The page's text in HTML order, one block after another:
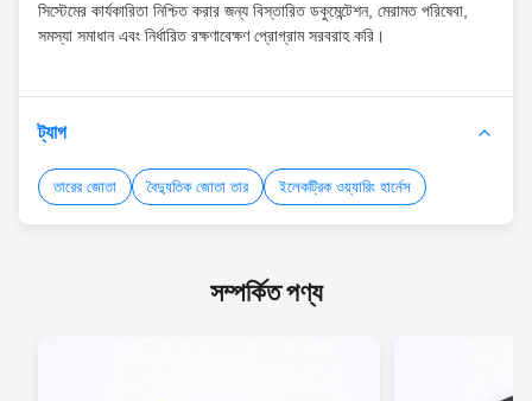
সিস্টেমের কার্যকারিতা নিশ্চিত করার জন্য বিস্তারিত ডকুমেন্টেশন, মেরামত পরিষেবা,
সমস্যা সমাধান এবং নির্ধারিত রক্ষণাবেক্ষণ প্রোগ্রাম সরবরাহ করি।
ট্যাগ
তারের জোতা বৈদ্যুতিক জোতা তার ইলেকট্রিক ওয়্যারিং হার্নেস
সম্পর্কিত পণ্য